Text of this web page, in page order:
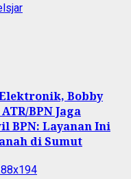
Bobby
BPN Jaga
BPN: Layanan Ini
di Sumut